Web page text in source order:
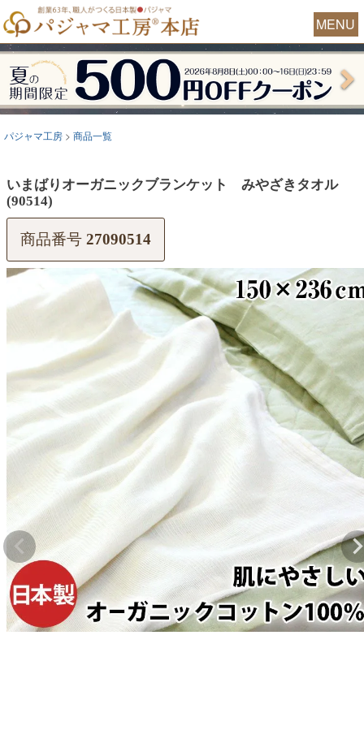
MENU
パジャマ工房 商品一覧
いまばりオーガニックブランケット みやざきタオル
(90514)
商品番号 27090514